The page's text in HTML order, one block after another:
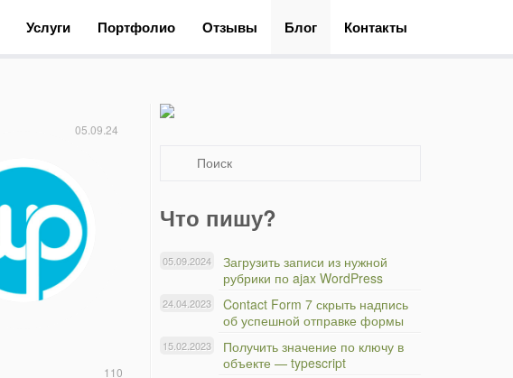
Услуги Портфолио Отзывы Блог Контакты
110
05.09.24
Что пишу?
Загрузить записи из нужной
рубрики по ajax WordPress
05.09.2024
Contact Form 7 скрыть надпись
об успешной отправке формы
24.04.2023
Получить значение по ключу в
объекте — typescript
15.02.2023